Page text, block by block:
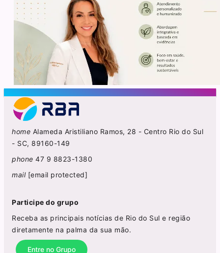
home Alameda Aristiliano Ramos, 28 - Centro Rio do Sul
- SC, 89160-149
phone 47 9 8823-1380
mail [email protected]
Participe do grupo
Receba as principais notícias de Rio do Sul e região
diretamente na palma da sua mão.
Entre no Grupo